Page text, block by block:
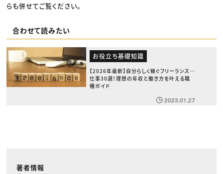
らも併せてご覧ください。
合わせて読みたい
お役立ち基礎知識
【2026年最新】自分らしく稼ぐフリーランスの
仕事30選！理想の年収と働き方を叶える職
種ガイド
2023.01.27
著者情報